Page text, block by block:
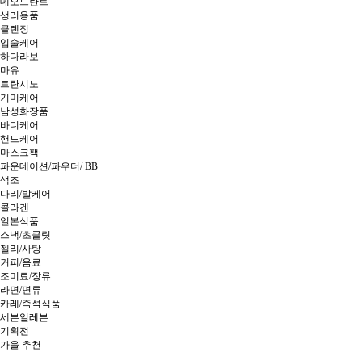
생리용품
클렌징
입술케어
하다라보
마유
트란시노
기미케어
남성화장품
바디케어
핸드케어
마스크팩
파운데이션/파우더/ BB
색조
다리/발케어
콜라겐
일본식품
스낵/초콜릿
젤리/사탕
커피/음료
조미료/장류
라면/면류
카레/즉석식품
세븐일레븐
기획전
가을 추천